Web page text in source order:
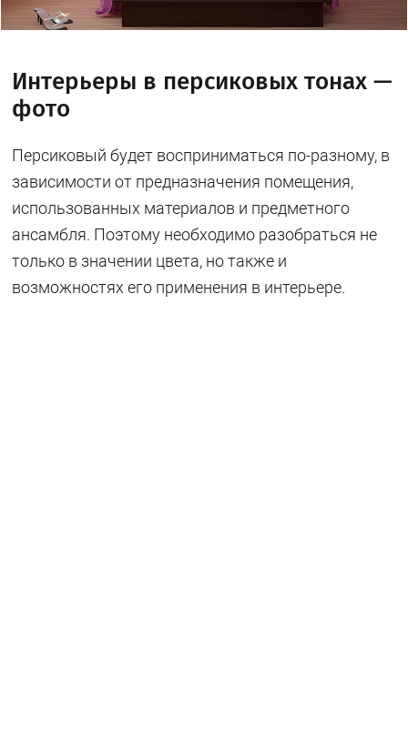
Интерьеры в персиковых тонах —
фото
Персиковый будет восприниматься по-разному, в
зависимости от предназначения помещения,
использованных материалов и предметного
ансамбля. Поэтому необходимо разобраться не
только в значении цвета, но также и
возможностях его применения в интерьере.